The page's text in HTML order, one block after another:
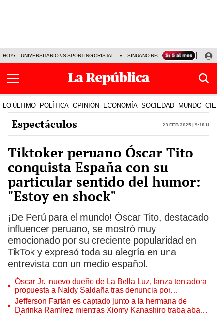
HOY UNIVERSITARIO VS SPORTING CRISTAL SINUANO RESULTADOS HOY
LO ÚLTIMO POLÍTICA OPINIÓN ECONOMÍA SOCIEDAD MUNDO
Espectáculos 23 Feb 2025 | 9:18 h
Tiktoker peruano Óscar Tito
conquista España con su
particular sentido del humor:
"Estoy en shock"
¡De Perú para el mundo! Óscar Tito, destacado
influencer peruano, se mostró muy
emocionado por su creciente popularidad en
TikTok y expresó toda su alegría en una
entrevista con un medio español.
Óscar Jr., nuevo dueño de La Bella Luz, lanza tentadora
propuesta a Naldy Saldaña tras denuncia por
tocamientos
Jefferson Farfán es captado junto a la hermana de
Darinka Ramírez mientras Xiomy Kanashiro trabajaba: